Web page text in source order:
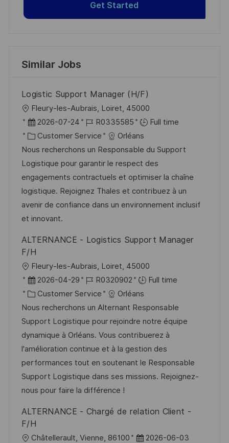
Get Started
Similar Jobs
Logistic Support Manager (H/F)
L
o
c
a
t
i
o
n
Fleury-les-Aubrais, Loiret, 45000
P
o
s
t
e
d
D
a
e
2026-07-24
J
o
b
I
d
R0335585
Full time
C
a
t
e
g
o
r
Customer Service
Orléans
Nous recherchons un Responsable du Support
Logistique pour garantir le respect des
engagements contractuels et optimiser la chaîne
logistique. Rejoignez Thales et contribuez à un
avenir de confiance dans un environnement inclusif
et innovant.
ALTERNANCE - Logistics Support Manager
F/H
L
o
c
a
t
i
o
n
Fleury-les-Aubrais, Loiret, 45000
P
o
s
t
e
d
D
a
t
2026-04-29
J
o
b
I
d
R0320902
Full time
C
a
t
e
g
o
r
y
Customer Service
Orléans
Nous recherchons un Alternant Responsable
Support Logistique pour rejoindre notre équipe
dynamique à Orléans. Vous contribuerez à
l'amélioration continue et à la gestion des
performances tout en soutenant le Responsable
Support Logistique dans ses missions. Rejoignez-
nous pour faire la différence !
ALTERNANCE - Chargé de relation Client -
F/H
L
Châtellerault, Vienne, 86100
P
2026-06-03